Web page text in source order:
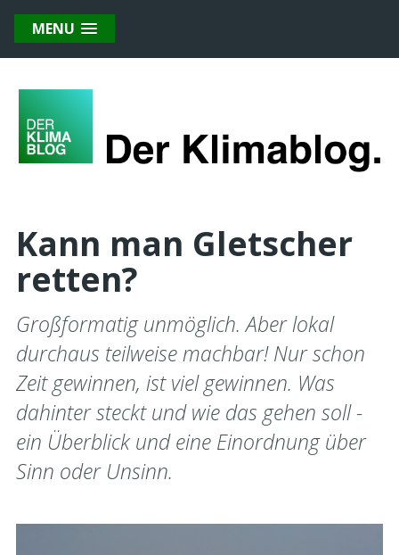
MENU
Kann man Gletscher
retten?
Großformatig unmöglich. Aber lokal
durchaus teilweise machbar! Nur schon
Zeit gewinnen, ist viel gewinnen. Was
dahinter steckt und wie das gehen soll -
ein Überblick und eine Einordnung über
Sinn oder Unsinn.